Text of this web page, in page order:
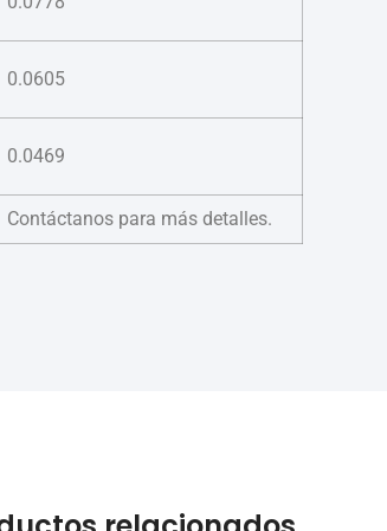
0.0605
0.0469
Contáctanos para más detalles.